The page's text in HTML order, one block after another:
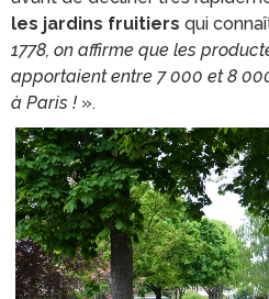
les jardins fruitiers qui
1778, on affirme que les
apportaient entre 7 000 et 8
à Paris ! ».